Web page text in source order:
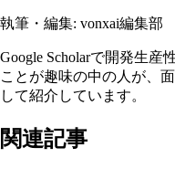
執筆・編集: vonxai編集部
Google Scholarで開発生
ことが趣味の中の人が、
して紹介しています。
関連記事